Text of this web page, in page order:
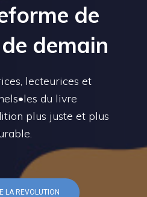
de
demain
lecteurices et
du livre
plus juste et plus
LA REVOLUTION